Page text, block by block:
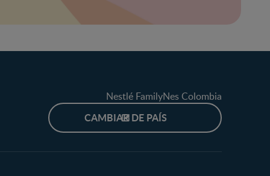
Nestlé FamilyNes Colombia
CAMBIAR DE PAÍS